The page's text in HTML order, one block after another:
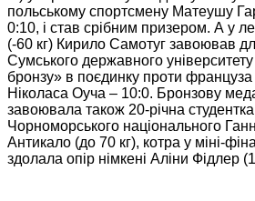
польському спортсмену Матеушу
0:10, і став срібним призером. А у
(-60 кг) Кирило Самотуг завоював
Сумського державного
бронзу» в поєдинку проти француза
Ніколаса Оуча – 10:0. Бронзову
завоювала також 20-річна студентка
Чорноморського національного
Антикало (до 70 кг), котра у міні-
здолала опір німкені Аліни Фідлер